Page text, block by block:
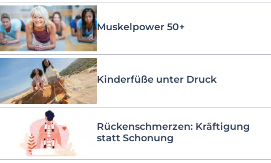
Muskelpower 50+
Kinderfüße unter Druck
Rückenschmerzen: Kräftigung
statt Schonung